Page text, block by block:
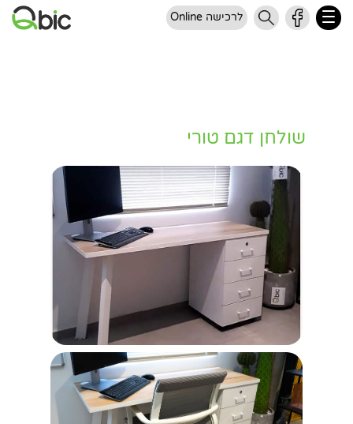
לרכישה Online
שולחן דגם טורי